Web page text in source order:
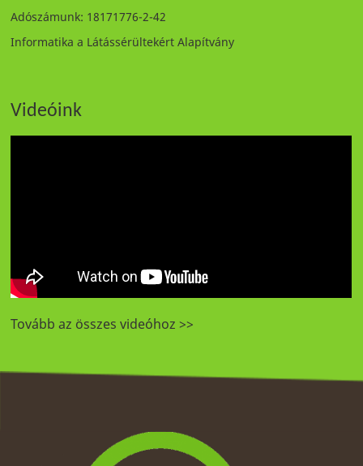
Adószámunk: 18171776-2-42
Informatika a Látássérültekért Alapítvány
Videóink
Tovább az összes videóhoz >>